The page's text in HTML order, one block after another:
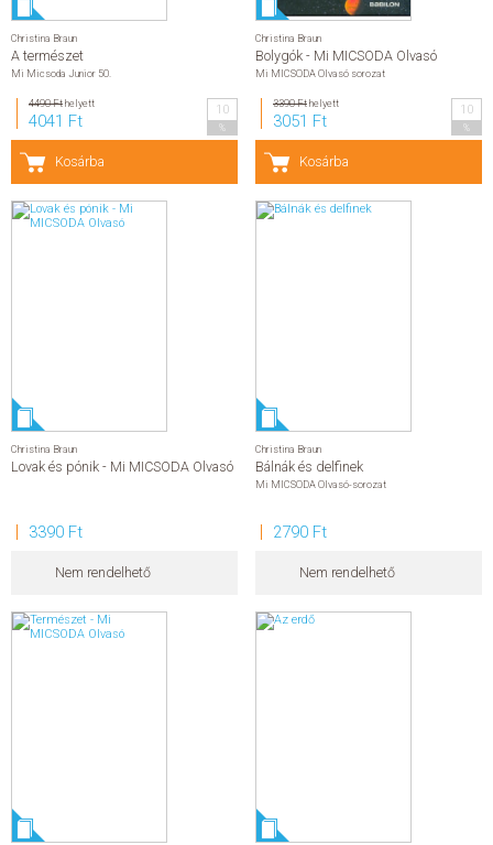
Christina Braun
A természet
Mi Micsoda Junior 50.
4490 Fthelyett
4041 Ft
10
Kosárba
Christina Braun
Bolygók - Mi MICSODA Olvasó
Mi MICSODA Olvasó sorozat
3390 Fthelyett
3051 Ft
10
Kosárba
Christina Braun
Lovak és pónik - Mi MICSODA Olvasó
3390 Ft
Nem rendelhető
Christina Braun
Bálnák és delfinek
Mi MICSODA Olvasó-sorozat
2790 Ft
Nem rendelhető